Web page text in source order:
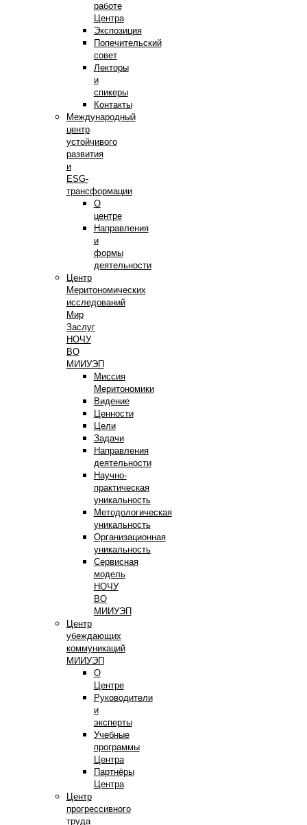
работе
Центра
Экспозиция
Попечительский
совет
Лекторы
и
спикеры
Контакты
Международный
центр
устойчивого
развития
и
ESG-
трансформации
О
центре
Направления
и
формы
деятельности
Центр
Меритономических
исследований
Мир
Заслуг
НОЧУ
ВО
МИИУЭП
Миссия
Меритономики
Видение
Ценности
Цели
Задачи
Направления
деятельности
Научно-
практическая
уникальность
Методологическая
уникальность
Организационная
уникальность
Сервисная
модель
НОЧУ
ВО
МИИУЭП
Центр
убеждающих
коммуникаций
МИИУЭП
О
Центре
Руководители
и
эксперты
Учебные
программы
Центра
Партнёры
Центра
Центр
прогрессивного
труда